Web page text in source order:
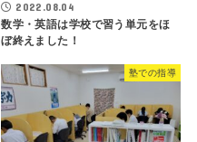
2022.08.04
数学・英語は学校で習う単元をほ
ぼ終えました！
塾での指導